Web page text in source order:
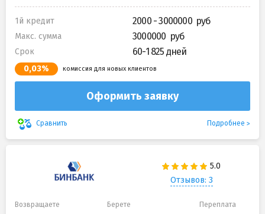
1й кредит 2000 - 3000000
Макс. сумма 3000000
Срок 60-1 825 дней
0,03% комиссия для новых клиентов
Оформить заявку
Сравнить Подробнее
Отзывов: 3
Возвращаете Берете Переплата